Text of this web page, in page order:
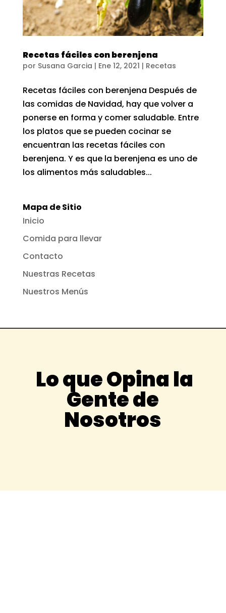
Recetas fáciles con berenjena
por Susana Garcia | Ene 12, 2021 | Recetas
Recetas fáciles con berenjena Después de
las comidas de Navidad, hay que volver a
ponerse en forma y comer saludable. Entre
los platos que se pueden cocinar se
encuentran las recetas fáciles con
berenjena. Y es que la berenjena es uno de
los alimentos más saludables...
Mapa de Sitio
Inicio
Comida para llevar
Contacto
Nuestras Recetas
Nuestros Menús
Lo que Opina la
Gente de
Nosotros